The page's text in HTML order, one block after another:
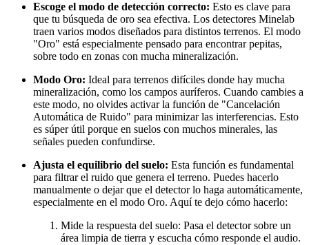
Escoge el modo de detección correcto: Esto es clave para
que tu búsqueda de oro sea efectiva. Los detectores Minelab
traen varios modos diseñados para distintos terrenos. El modo
"Oro" está especialmente pensado para encontrar pepitas,
sobre todo en zonas con mucha mineralización.
Modo Oro: Ideal para terrenos difíciles donde hay mucha
mineralización, como los campos auríferos. Cuando cambies a
este modo, no olvides activar la función de "Cancelación
Automática de Ruido" para minimizar las interferencias. Esto
es súper útil porque en suelos con muchos minerales, las
señales pueden confundirse.
Ajusta el equilibrio del suelo: Esta función es fundamental
para filtrar el ruido que genera el terreno. Puedes hacerlo
manualmente o dejar que el detector lo haga automáticamente,
especialmente en el modo Oro. Aquí te dejo cómo hacerlo:
Mide la respuesta del suelo: Pasa el detector sobre un
área limpia de tierra y escucha cómo responde el audio.